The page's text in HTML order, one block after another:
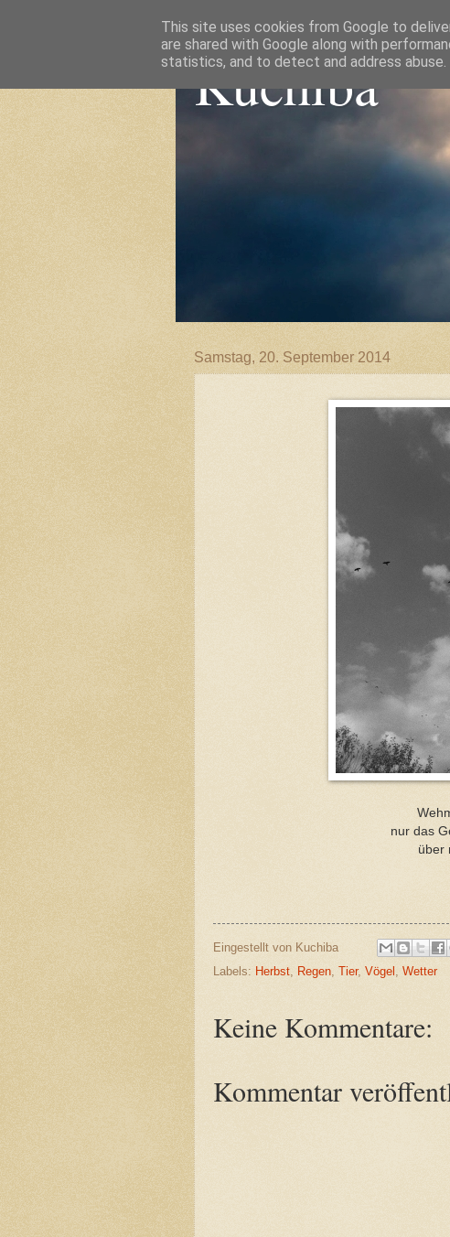
Kuchiba
Samstag, 20. September 2014
nur das
über
Eingestellt von Kuchiba
Labels: Herbst, Regen, Tier, Vögel , Wetter
Keine Kommentare:
Kommentar
This site uses cookies from Google to
are shared with Google along with
statistics, and to detect and address abuse.